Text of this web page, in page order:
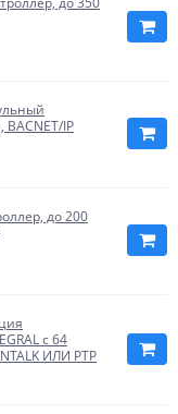
BACNET/IP
до 200
с 64
ИЛИ PTP